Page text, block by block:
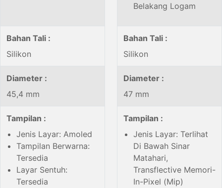
Belakang Logam
Bahan Tali :
Silikon
Bahan Tali :
Silikon
Diameter :
45,4 mm
Diameter :
47 mm
Tampilan :
Jenis Layar: Amoled
Tampilan Berwarna:
Tersedia
Layar Sentuh:
Tersedia
Tampilan :
Jenis Layar: Terlihat
Di Bawah Sinar
Matahari,
Transflective Memori-
In-Pixel (Mip)